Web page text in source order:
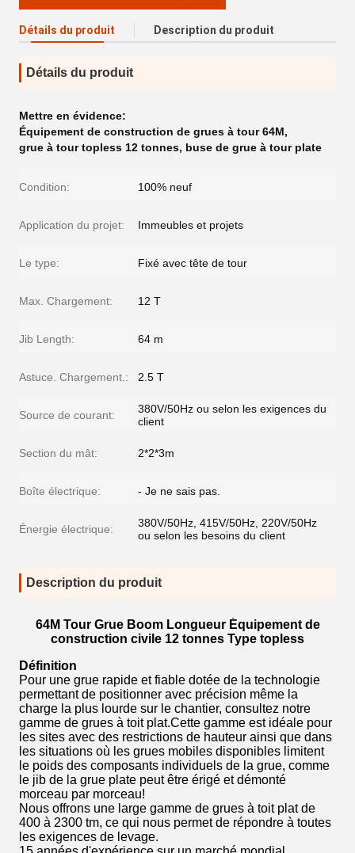
Détails du produit Description du produit
Détails du produit
Mettre en évidence:
Équipement de construction de grues à tour 64M,
grue à tour topless 12 tonnes, buse de grue à tour plate
Condition: 100% neuf
Application du projet: Immeubles et projets
Le type: Fixé avec tête de tour
Max. Chargement: 12 T
Jib Length: 64 m
Astuce. Chargement.: 2.5 T
Source de courant:
380V/50Hz ou selon les exigences du
client
Section du mât: 2*2*3m
Boîte électrique: - Je ne sais pas.
Énergie électrique:
380V/50Hz, 415V/50Hz, 220V/50Hz
ou selon les besoins du client
Description du produit
64M Tour Grue Boom Longueur Équipement de
construction civile 12 tonnes Type topless
Définition
Pour une grue rapide et fiable dotée de la technologie
permettant de positionner avec précision même la
charge la plus lourde sur le chantier, consultez notre
gamme de grues à toit plat.Cette gamme est idéale pour
les sites avec des restrictions de hauteur ainsi que dans
les situations où les grues mobiles disponibles limitent
le poids des composants individuels de la grue, comme
le jib de la grue plate peut être érigé et démonté
morceau par morceau!
Nous offrons une large gamme de grues à toit plat de
400 à 2300 tm, ce qui nous permet de répondre à toutes
les exigences de levage.